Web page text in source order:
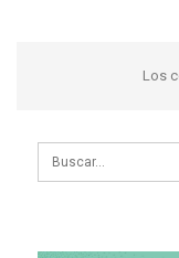
Los